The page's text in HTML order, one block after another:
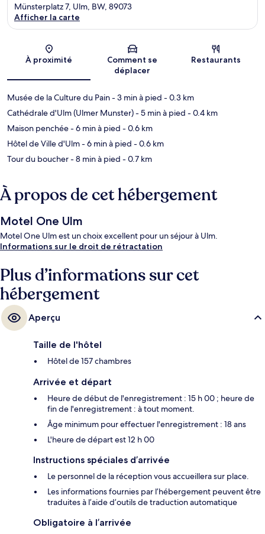
Carte
Münsterplatz 7, Ulm, BW, 89073
Afficher la carte
À proximité
Comment se
déplacer
Restaurants
Musée de la Culture du Pain- 3 min à pied - 0.3 km
Cathédrale d'Ulm (Ulmer Munster)- 5 min à pied - 0.4 km
Maison penchée- 6 min à pied - 0.6 km
Hôtel de Ville d'Ulm- 6 min à pied - 0.6 km
Tour du boucher- 8 min à pied - 0.7 km
À propos de cet hébergement
Motel One Ulm
Motel One Ulm est un choix excellent pour un séjour à Ulm.
Informations sur le droit de rétractation
Plus d’informations sur cet
hébergement
Aperçu
Taille de l'hôtel
Hôtel de 157 chambres
Arrivée et départ
Heure de début de l'enregistrement : 15 h 00 ; heure de
fin de l'enregistrement : à tout moment.
Âge minimum pour effectuer l'enregistrement : 18 ans
L'heure de départ est 12 h 00
Instructions spéciales d’arrivée
Le personnel de la réception vous accueillera sur place.
Les informations fournies par l’hébergement peuvent être
traduites à l’aide d’outils de traduction automatique
Obligatoire à l’arrivée